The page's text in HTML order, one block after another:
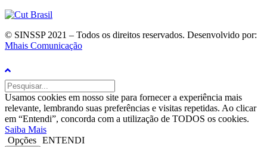
© SINSSP 2021 – Todos os direitos reservados. Desenvolvido por:
Mhais Comunicação
Usamos cookies em nosso site para fornecer a experiência mais
relevante, lembrando suas preferências e visitas repetidas. Ao clicar
em “Entendi”, concorda com a utilização de TODOS os cookies.
Saiba Mais
Opções ENTENDI